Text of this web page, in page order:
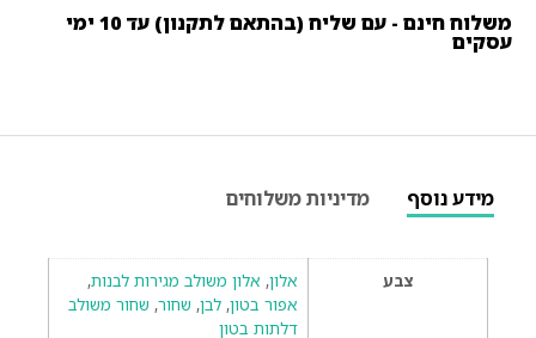
משלוח חינם - עם שליח (בהתאם לתקנון) עד 10 ימי
עסקים
מידע נוסף מדיניות משלוחים
צבע אלון, אלון משולב מגירות לבנות,
אפור בטון, לבן, שחור, שחור משולב
דלתות בטון